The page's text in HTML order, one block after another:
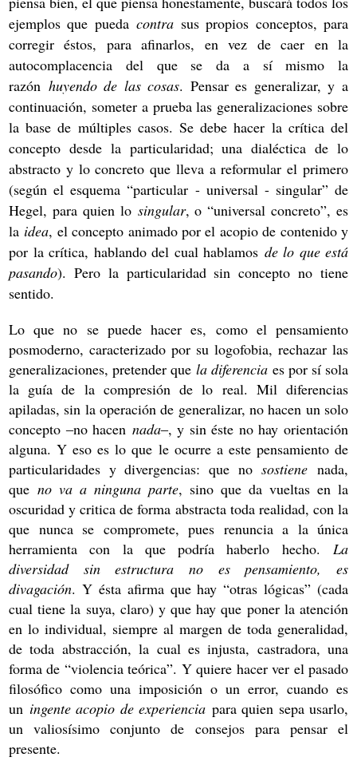
ejemplos que pueda contra sus propios conceptos, para
corregir éstos, para afinarlos, en vez de caer en la
autocomplacencia del que se da a sí mismo la
razón huyendo de las cosas. Pensar es generalizar, y a
continuación, someter a prueba las generalizaciones sobre
la base de múltiples casos. Se debe hacer la crítica del
concepto desde la particularidad; una dialéctica de lo
abstracto y lo concreto que lleva a reformular el primero
(según el esquema “particular - universal - singular” de
Hegel, para quien lo singular, o “universal concreto”, es
la idea, el concepto animado por el acopio de contenido y
por la crítica, hablando del cual hablamos de lo que está
pasando). Pero la particularidad sin concepto no tiene
sentido.
Lo que no se puede hacer es, como el pensamiento
posmoderno, caracterizado por su logofobia, rechazar las
generalizaciones, pretender que la diferencia es por sí sola
la guía de la compresión de lo real. Mil diferencias
apiladas, sin la operación de generalizar, no hacen un solo
concepto‒no hacen nada‒, y sinéste no hay orientación
alguna. Y eso es lo que le ocurre a este pensamiento de
particularidades y divergencias: que no sostiene nada,
que no va a ninguna parte, sino que da vueltas en la
oscuridad y critica de forma abstracta toda realidad, con la
que nunca se compromete, pues renuncia a la única
herramienta con la que podría haberlo hecho.
La
diversidad sin estructura no es pensamiento, es
divagación. Y ésta afirma que hay “otras lógicas” (cada
cual tiene la suya, claro) y que hay que poner la atención
en lo individual, siempre al margen de toda generalidad,
de toda abstracción, la cual es injusta, castradora, una
forma de “violencia teórica”. Y quiere hacer ver el pasado
filosófico como una imposición o un error, cuando es
un ingente acopio de experiencia para quien sepa usarlo,
un valiosísimo conjunto de consejos para pensar el
presente.